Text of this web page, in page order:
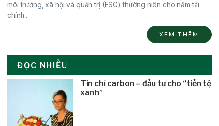
môi trường, xã hội và quản trị (ESG) thường niên cho năm tài
chính...
XEM THÊM
ĐỌC NHIỀU
Tín chỉ carbon – đầu tư cho “tiền tệ
xanh”